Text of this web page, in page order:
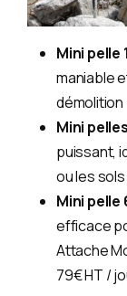
Mini pelle
maniable
démolition
Mini
puissant,
ou les
Mini pelle
efficace
Attache
79€ HT /